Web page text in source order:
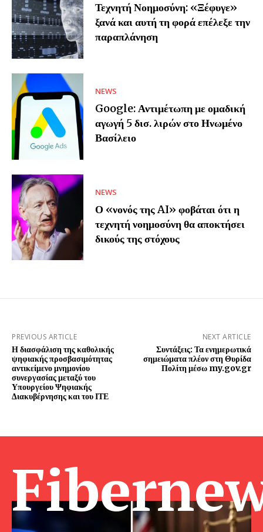
Τεχνητή Νοημοσύνη: «Ξέφυγε»
ξανά και αυτή τη φορά επέλεξε την
παραπλάνηση
NEWS
Google: Αντιμέτωπη με ομαδική
αγωγή 5 δισ. λιρών στο Ηνωμένο
Βασίλειο
NEWS
Ο «νονός της AI» φοβάται ότι η
τεχνητή νοημοσύνη θα αποκτήσει
δικούς της στόχους
PREVIOUS ARTICLE
Η διασφάλιση της καθολικής
ψηφιακής προσβασιμότητας
αντικείμενο μνημονίου
συνεργασίας μεταξύ του
Υπουργείου Ψηφιακής
Διακυβέρνησης και του ΙΤΕ
NEXT ARTICLE
Συντάξεις: Τα ενημερωτικά
σημειώματα πλέον στη Θυρίδα
Πολίτη μέσω my.gov.gr